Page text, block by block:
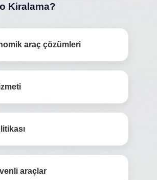
Kiralama?
araç çözümleri
araçlar